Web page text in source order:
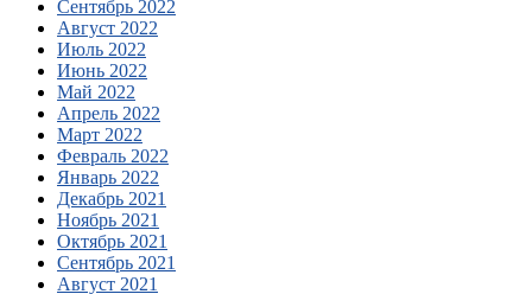
Сентябрь 2022
Август 2022
Июль 2022
Июнь 2022
Май 2022
Апрель 2022
Март 2022
Февраль 2022
Январь 2022
Декабрь 2021
Ноябрь 2021
Октябрь 2021
Сентябрь 2021
Август 2021